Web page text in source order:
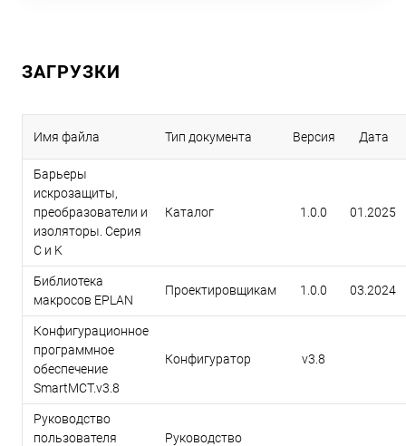
ЗАГРУЗКИ
Имя файла Тип документа Версия Дата
Барьеры
искрозащиты,
преобразователи и
изоляторы. Серия
C и K
Каталог 1.0.0 01.2025
Библиотека
макросов EPLAN
Проектировщикам 1.0.0 03.2024
Конфигурационное
программное
обеспечение
SmartMCT.v3.8
Конфигуратор v3.8
Руководство
пользователя
Руководство